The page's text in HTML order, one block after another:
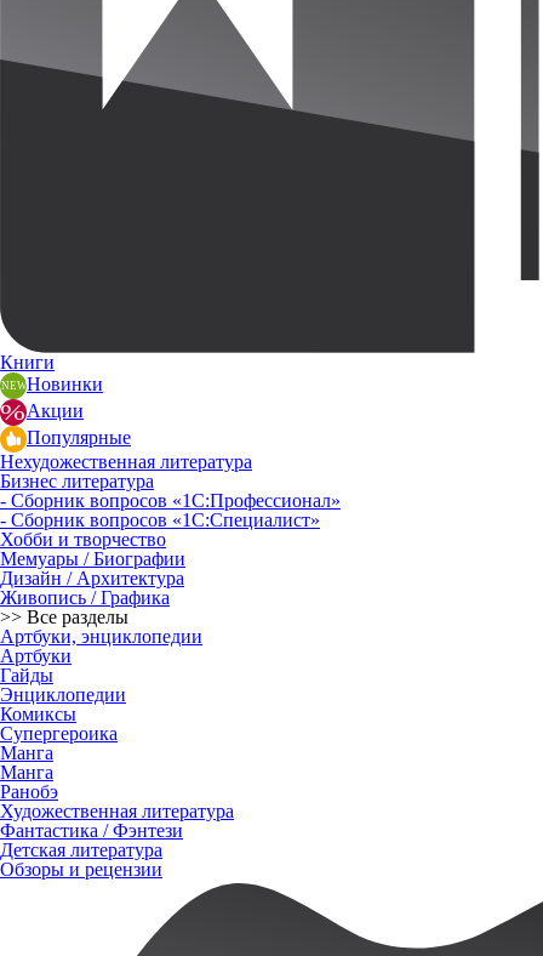
Книги
Новинки
Акции
Популярные
Нехудожественная литература
Бизнес литература
- Сборник вопросов «1С:Профессионал»
- Сборник вопросов «1С:Специалист»
Хобби и творчество
Мемуары / Биографии
Дизайн / Архитектура
Живопись / Графика
>> Все разделы
Артбуки, энциклопедии
Артбуки
Гайды
Энциклопедии
Комиксы
Супергероика
Манга
Манга
Ранобэ
Художественная литература
Фантастика / Фэнтези
Детская литература
Обзоры и рецензии